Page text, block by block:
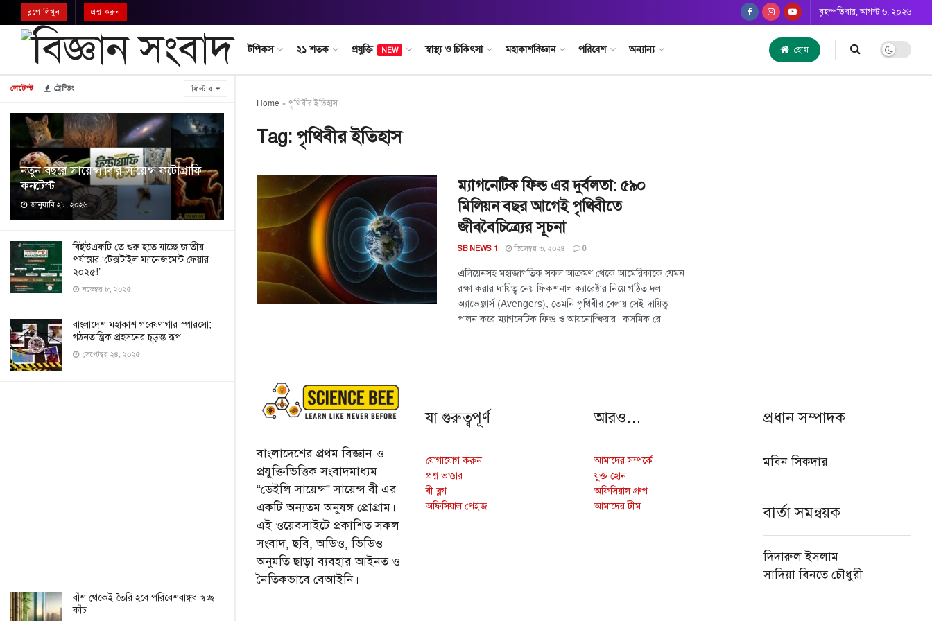
লেটেস্ট ট্রেন্ডিং ফিল্টার
নতুন বছরে সায়েন্স বি’র সায়েন্স ফটোগ্রাফি
কনটেস্ট
জানুয়ারি ২৮, ২০২৬
বিইউএফটি তে শুরু হতে যাচ্ছে জাতীয়
পর্যায়ের ‘টেক্সটাইল ম্যানেজমেন্ট ফেয়ার
২০২৫!’
নভেম্বর ৮, ২০২৫
বাংলাদেশ মহাকাশ গবেষণাগার স্পারসো;
গঠনতান্ত্রিক প্রহসনের চূড়ান্ত রূপ
সেপ্টেম্বর ২৪, ২০২৫
বাঁশ থেকেই তৈরি হবে পরিবেশবান্ধব স্বচ্ছ
কাঁচ
ব্লগে লিখুন প্রশ্ন করুন বৃহস্পতিবার, আগস্ট ৬, ২০২৬
টপিকস ২১ শতক প্রযুক্তি NEW স্বাস্থ্য ও চিকিৎসা মহাকাশবিজ্ঞান পরিবেশ অন্যান্য হোম
Home » পৃথিবীর ইতিহাস
Tag: পৃথিবীর ইতিহাস
ম্যাগনেটিক ফিল্ড এর দুর্বলতা: ৫৯০
মিলিয়ন বছর আগেই পৃথিবীতে
জীববৈচিত্র্যের সূচনা
SB NEWS 1 ডিসেম্বর ৩, ২০২৪ 0
এলিয়েনসহ মহাজাগতিক সকল আক্রমণ থেকে আমেরিকাকে যেমন
রক্ষা করার দায়িত্ব নেয় ফিকশনাল ক্যারেক্টার নিয়ে গঠিত দল
অ্যাভেঞ্জার্স (Avengers), তেমনি পৃথিবীর বেলায় সেই দায়িত্ব
পালন করে ম্যাগনেটিক ফিল্ড ও আয়নোস্ফিয়ার। কসমিক রে ...
বাংলাদেশের প্রথম বিজ্ঞান ও
প্রযুক্তিভিত্তিক সংবাদমাধ্যম
“ডেইলি সায়েন্স” সায়েন্স বী এর
একটি অন্যতম অনুষঙ্গ প্রোগ্রাম।
এই ওয়েবসাইটে প্রকাশিত সকল
সংবাদ, ছবি, অডিও, ভিডিও
অনুমতি ছাড়া ব্যবহার আইনত ও
নৈতিকভাবে বেআইনি।
যা গুরুত্বপূর্ণ
যোগাযোগ করুন
প্রশ্ন ভাণ্ডার
বী ব্লগ
অফিসিয়াল পেইজ
আরও…
আমাদের সম্পর্কে
যুক্ত হোন
অফিসিয়াল গ্রুপ
আমাদের টীম
প্রধান সম্পাদক
মবিন সিকদার
বার্তা সমন্বয়ক
দিদারুল ইসলাম
সাদিয়া বিনতে চৌধুরী